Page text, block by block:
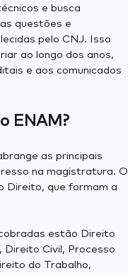
e busca
questões e
pelo CNJ. Isso
ao longo dos anos,
e aos comunicados
ENAM?
as principais
na magistratura. O
Direito, que formam a
estão Direito
Civil, Processo
do Trabalho,